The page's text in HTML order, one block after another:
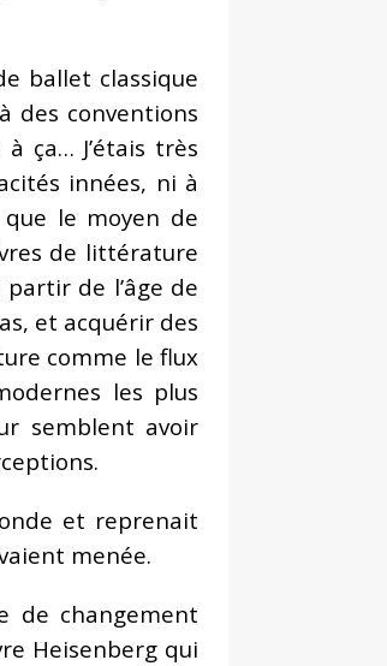
ballet classique
des conventions
ça… J’étais très
innées, ni à
le moyen de
de littérature
de l’âge de
et acquérir des
comme le flux
les plus
semblent avoir
et reprenait
menée.
de changement
Heisenberg qui